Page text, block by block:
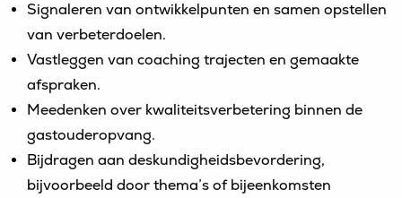
Signaleren van ontwikkelpunten en samen opstellen
van verbeterdoelen.
Vastleggen van coaching trajecten en gemaakte
afspraken.
Meedenken over kwaliteitsverbetering binnen de
gastouderopvang.
Bijdragen aan deskundigheidsbevordering,
bijvoorbeeld door thema’s of bijeenkomsten